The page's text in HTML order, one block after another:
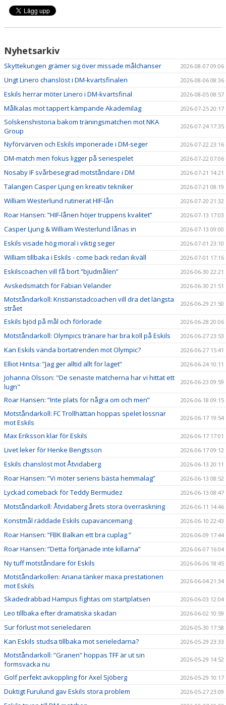
Nyhetsarkiv
Skyttekungen grämer sig över missade målchanser 2026-08-07 09:06
Ungt Linero chanslöst i DM-kvartsfinalen 2026-08-06 08:36
Eskils herrar möter Linero i DM-kvartsfinal 2026-08-05 08:57
Målkalas mot tappert kämpande Akademilag 2026-07-25 20:17
Solskenshistoria bakom träningsmatchen mot NKA
Group
2026-07-24 17:35
Nyförvärven och Eskils imponerade i DM-seger 2026-07-22 23:16
DM-match men fokus ligger på seriespelet 2026-07-22 07:06
Nosaby IF svårbesegrad motståndare i DM 2026-07-21 14:21
Talangen Casper Ljung en kreativ tekniker 2026-07-21 08:19
William Westerlund rutinerat HIF-lån 2026-07-20 21:32
Roar Hansen: ”HIF-lånen höjer truppens kvalitet” 2026-07-13 17:03
Casper Ljung & William Westerlund lånas in 2026-07-13 09:00
Eskils visade hög moral i viktig seger 2026-07-01 23:10
William tillbaka i Eskils - come back redan ikväll 2026-07-01 17:16
Eskilscoachen vill få bort ”bjudmålen” 2026-06-30 22:21
Avskedsmatch för Fabian Velander 2026-06-30 21:51
Motståndarkoll: Kristianstadcoachen vill dra det längsta
strået
2026-06-29 21:50
Eskils bjöd på mål och förlorade 2026-06-28 20:06
Motståndarkoll: Olympics tränare har bra koll på Eskils 2026-06-27 23:53
Kan Eskils vända bortatrenden mot Olympic? 2026-06-27 15:41
Elliot Hintsa: ”Jag ger alltid allt för laget” 2026-06-24 10:11
Johanna Olsson: "De senaste matcherna har vi hittat ett
lugn"
2026-06-23 09:59
Roar Hansen: ”Inte plats för några om och men” 2026-06-18 09:15
Motståndarkoll: FC Trollhättan hoppas spelet lossnar
mot Eskils
2026-06-17 19:54
Max Eriksson klar för Eskils 2026-06-17 17:01
Livet leker för Henke Bengtsson 2026-06-17 09:12
Eskils chanslöst mot Åtvidaberg 2026-06-13 20:11
Roar Hansen: ”Vi möter seriens bästa hemmalag” 2026-06-13 08:52
Lyckad comeback för Teddy Bermudez 2026-06-13 08:47
Motståndarkoll: Åtvidaberg årets stora överraskning 2026-06-11 14:46
Konstmål räddade Eskils cupavancemang 2026-06-10 22:43
Roar Hansen: ”FBK Balkan ett bra cuplag ” 2026-06-09 17:44
Roar Hansen: ”Detta förtjänade inte killarna” 2026-06-07 16:04
Ny tuff motståndare för Eskils 2026-06-06 18:45
Motståndarkollen: Ariana tänker maxa prestationen
mot Eskils
2026-06-04 21:34
Skadedrabbad Hampus fightas om startplatsen 2026-06-03 12:04
Leo tillbaka efter dramatiska skadan 2026-06-02 10:59
Sur förlust mot serieledaren 2026-05-30 17:58
Kan Eskils studsa tillbaka mot serieledarna? 2026-05-29 23:33
Motståndarkoll: ”Granen” hoppas TFF är ut sin
formsvacka nu
2026-05-29 14:52
Golf perfekt avkoppling för Axel Sjöberg 2026-05-29 10:17
Duktigt Furulund gav Eskils stora problem 2026-05-27 23:09